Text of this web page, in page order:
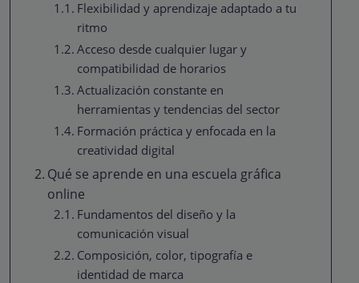
Flexibilidad y aprendizaje adaptado a tu
ritmo
Acceso desde cualquier lugar y
compatibilidad de horarios
Actualización constante en
herramientas y tendencias del sector
Formación práctica y enfocada en la
creatividad digital
Qué se aprende en una escuela gráfica
online
Fundamentos del diseño y la
comunicación visual
Composición, color, tipografía e
identidad de marca